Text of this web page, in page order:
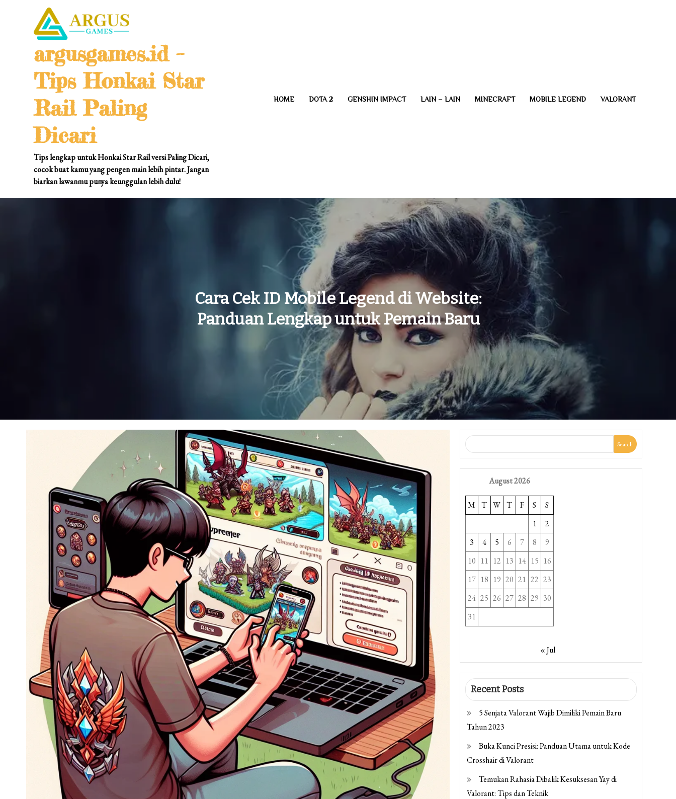
argusgames.id –
Tips Honkai Star
Rail Paling
Dicari
Tips lengkap untuk Honkai Star Rail versi Paling Dicari,
cocok buat kamu yang pengen main lebih pintar. Jangan
biarkan lawanmu punya keunggulan lebih dulu!
HOME DOTA 2 GENSHIN IMPACT LAIN – LAIN MINECRAFT MOBILE LEGEND VALORANT
Cara Cek ID Mobile Legend di Website:
Panduan Lengkap untuk Pemain Baru
Search
August 2026
M T W T F S
S
1
2
3
4 5 6 7 8
9
10 11 12 13 14 15 16
17 18 19 20 21 22 23
24 25 26 27 28 29 30
31
« Jul
Recent Posts
5 Senjata Valorant Wajib Dimiliki Pemain Baru
Tahun 2023
Buka Kunci Presisi: Panduan Utama untuk Kode
Crosshair di Valorant
Temukan Rahasia Dibalik Kesuksesan Yay di
Valorant: Tips dan Teknik